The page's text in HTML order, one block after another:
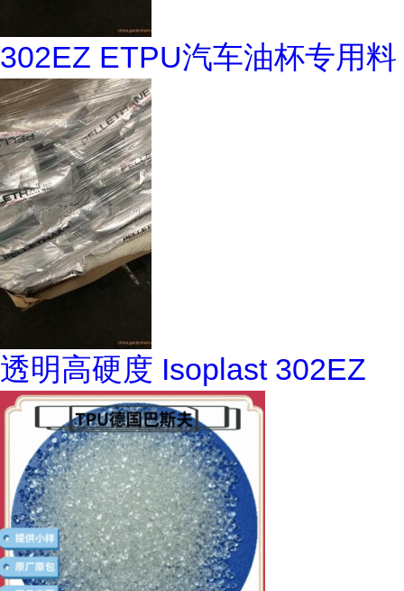
302EZ ETPU汽车油杯专用料
透明高硬度 Isoplast 302EZ